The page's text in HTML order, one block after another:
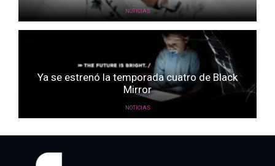
NOTICIAS
Ya se estrenó la temporada cuatro de Black
Mirror
NOTICIAS